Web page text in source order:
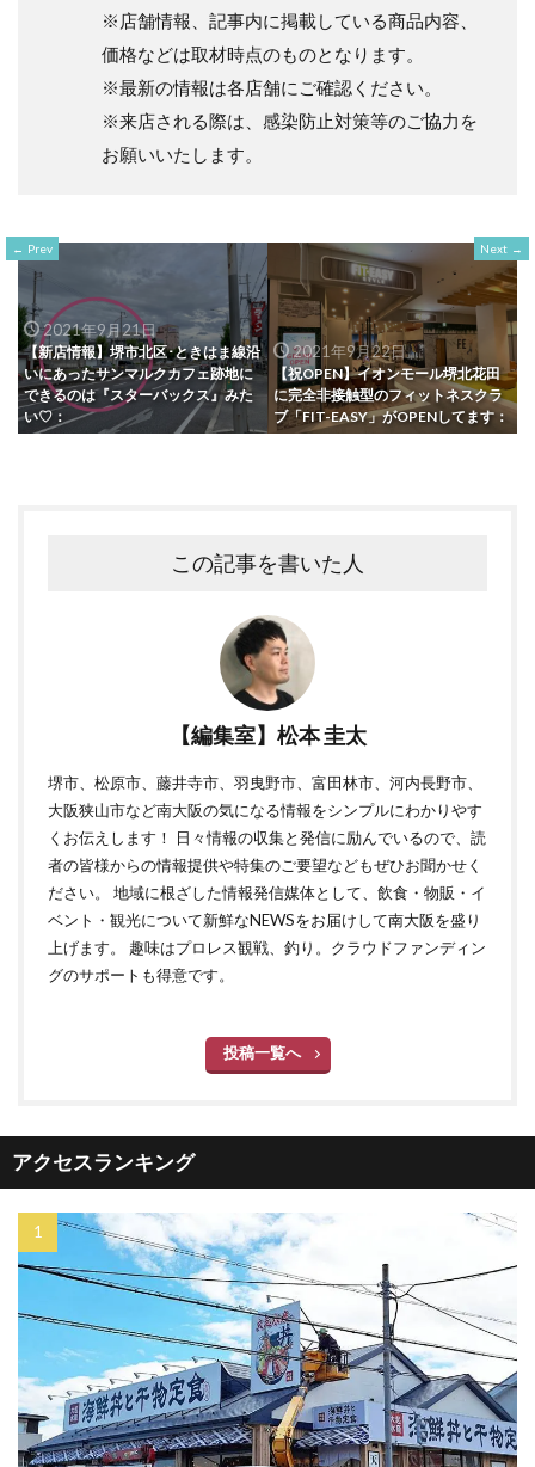
※店舗情報、記事内に掲載している商品内容、
価格などは取材時点のものとなります。
※最新の情報は各店舗にご確認ください。
※来店される際は、感染防止対策等のご協力を
お願いいたします。
Prev
2021年9月21日
【新店情報】堺市北区･ときはま線沿
いにあったサンマルクカフェ跡地に
できるのは『スターバックス』みた
い♡：
Next
2021年9月22日
【祝OPEN】イオンモール堺北花田
に完全非接触型のフィットネスクラ
ブ「FIT-EASY」がOPENしてます：
この記事を書いた人
【編集室】松本 圭太
堺市、松原市、藤井寺市、羽曳野市、富田林市、河内長野市、
大阪狭山市など南大阪の気になる情報をシンプルにわかりやす
くお伝えします！ 日々情報の収集と発信に励んでいるので、読
者の皆様からの情報提供や特集のご要望などもぜひお聞かせく
ださい。 地域に根ざした情報発信媒体として、飲食・物販・イ
ベント・観光について新鮮なNEWSをお届けして南大阪を盛り
上げます。 趣味はプロレス観戦、釣り。クラウドファンディン
グのサポートも得意です。
投稿一覧へ
アクセスランキング